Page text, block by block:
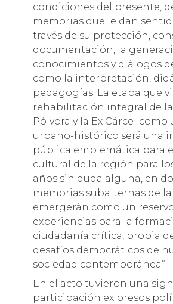
condiciones del presente,
memorias que le dan
través de su protección,
documentación, la
conocimientos y diálogos
como la interpretación,
pedagogías. La etapa que
rehabilitación integral de la
Pólvora y la Ex Cárcel
urbano-histórico será una
pública emblemática para
cultural de la región para
años sin duda alguna, en
memorias subalternas de
emergerán como un
experiencias para la
ciudadanía crítica, propia
desafíos democráticos de
sociedad contemporánea”.
En el acto tuvieron una
participación ex presos